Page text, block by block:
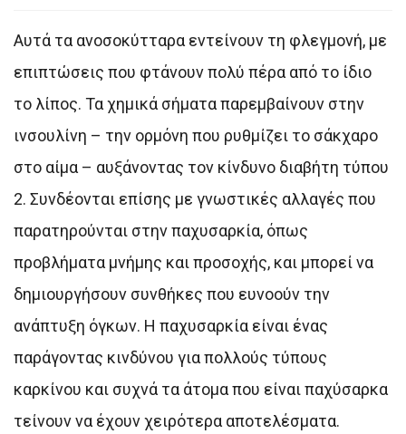
Αυτά τα ανοσοκύτταρα εντείνουν τη φλεγμονή, με
επιπτώσεις που φτάνουν πολύ πέρα από το ίδιο
το λίπος. Τα χημικά σήματα παρεμβαίνουν στην
ινσουλίνη – την ορμόνη που ρυθμίζει το σάκχαρο
στο αίμα – αυξάνοντας τον κίνδυνο διαβήτη τύπου
2. Συνδέονται επίσης με γνωστικές αλλαγές που
παρατηρούνται στην παχυσαρκία, όπως
προβλήματα μνήμης και προσοχής, και μπορεί να
δημιουργήσουν συνθήκες που ευνοούν την
ανάπτυξη όγκων. Η παχυσαρκία είναι ένας
παράγοντας κινδύνου για πολλούς τύπους
καρκίνου και συχνά τα άτομα που είναι παχύσαρκα
τείνουν να έχουν χειρότερα αποτελέσματα.